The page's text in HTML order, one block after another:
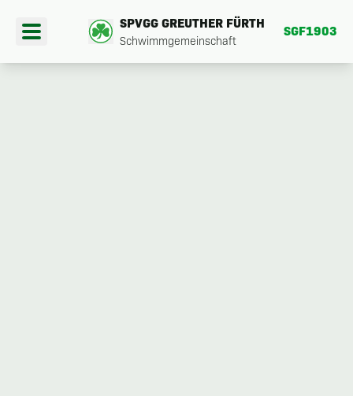
SPVGG GREUTHER FÜRTH
Schwimmgemeinschaft
SGF1903